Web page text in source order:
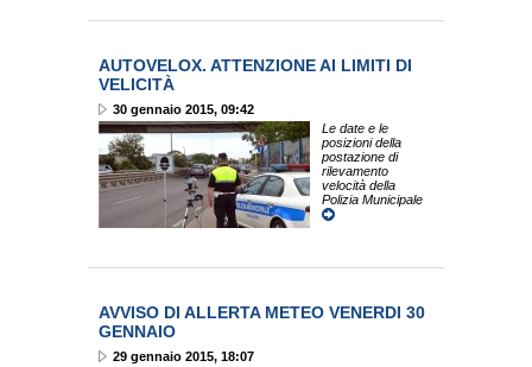
AUTOVELOX. ATTENZIONE AI LIMITI DI
VELICITÀ
30 gennaio 2015, 09:42
Le date e le
posizioni della
postazione di
rilevamento
velocità della
Polizia Municipale
AVVISO DI ALLERTA METEO VENERDI 30
GENNAIO
29 gennaio 2015, 18:07